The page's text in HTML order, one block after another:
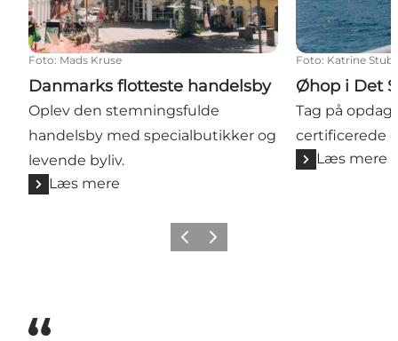
Foto: Mads Kruse
Danmarks flotteste handelsby
Oplev den stemningsfulde
handelsby med specialbutikker og
levende byliv.
Læs mere
Foto: Katrine
Øhop i Det
Tag på
certificerede
Læs mere
Forrige billede
Næste billede